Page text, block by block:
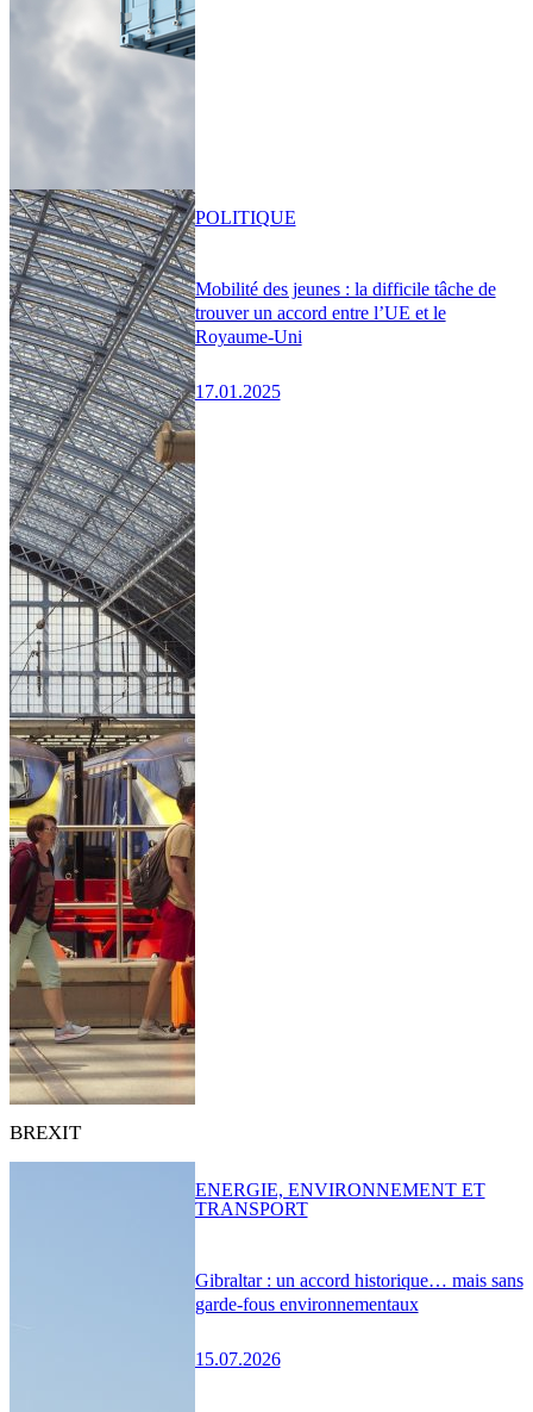
Mobilité des jeunes : la difficile tâche de
trouver un accord entre l’UE et le
Royaume-Uni
17.01.2025
POLITIQUE
BREXIT
Gibraltar : un accord historique… mais sans
garde-fous environnementaux
15.07.2026
ENERGIE, ENVIRONNEMENT ET
TRANSPORT